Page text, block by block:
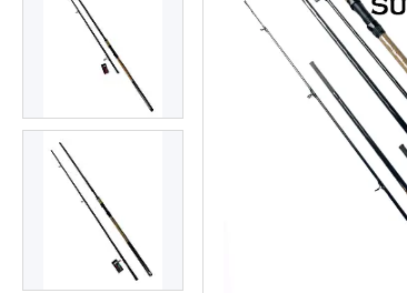
Доставка та оплата
Повернення та обмін